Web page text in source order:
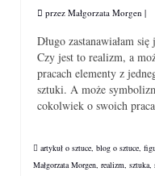
przez Małgorzata Morgen |
Długo zastanawiałam
Czy jest to realizm, a
pracach elementy z
sztuki. A może
cokolwiek o swoich
artykuł o sztuce, blog o sztuce,
Małgorzata Morgen, realizm, sztuka,